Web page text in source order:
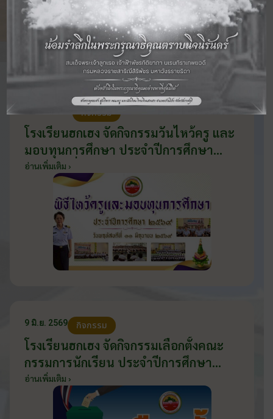
ข่าวสารและภาพกิจกรรม
ทางการศึกษา
กิจกรรม
โรงเรียนฮกเฮง จัดกิจกรรมวันไหว้ครู และ
มอบทุนการศึกษา ประจำปีการศึกษา
2569 วันที่ 11 มิถุนายน 2569
อ่านเพิ่มเติม ›
9 มิ.ย. 2569 กิจกรรม
โรงเรียนฮกเฮง จัดกิจกรรมเลือกตั้งคณะ
กรรมการนักเรียน ประจำปีการศึกษา
2569 ส่งเสริมประชาธิปไตยในโรงเรียน
วันที่ 9 มิถุนายน 2569
อ่านเพิ่มเติม ›